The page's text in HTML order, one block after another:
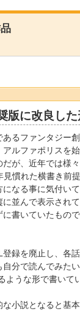
版に改良し
るファンタジー
ルファポリスを
が、近年では様
慣れた横書き前
なる事に気付い
に並んで表示され
書いていたもの
録を廃止し、各
自分で読んでみた
うな形で書いて
小説となると基